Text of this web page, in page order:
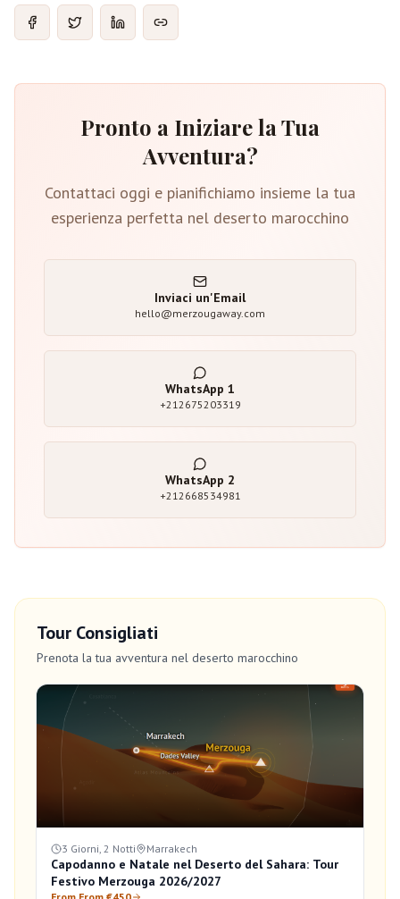
Pronto a Iniziare la Tua
Avventura?
Contattaci oggi e pianifichiamo insieme la tua
esperienza perfetta nel deserto marocchino
Inviaci un'Email
hello@merzougaway.com
WhatsApp 1
+212675203319
WhatsApp 2
+212668534981
Tour Consigliati
Prenota la tua avventura nel deserto marocchino
3 Giorni, 2 Notti Marrakech
Capodanno e Natale nel Deserto del Sahara: Tour
Festivo Merzouga 2026/2027